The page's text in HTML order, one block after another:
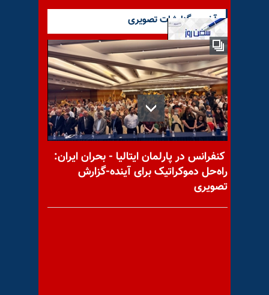
پیامدهای یک گام عقب‌نشینی
زمزمه استیضاح و عزل روحانی
آخرین گزارشات تصویری
کنفرانس در پارلمان ایتالیا - بحران ایران:
راه‌حل دموکراتیک برای آینده-گزارش
تصویری